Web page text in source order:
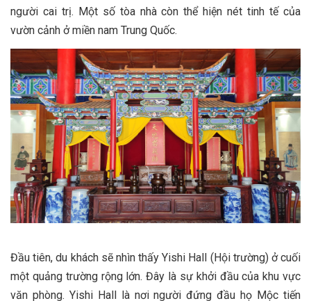
người cai trị. Một số tòa nhà còn thể hiện nét tinh tế của
vườn cảnh ở miền nam Trung Quốc.
Đầu tiên, du khách sẽ nhìn thấy Yishi Hall (Hội trường) ở cuối
một quảng trường rộng lớn. Đây là sự khởi đầu của khu vực
văn phòng. Yishi Hall là nơi người đứng đầu họ Mộc tiến